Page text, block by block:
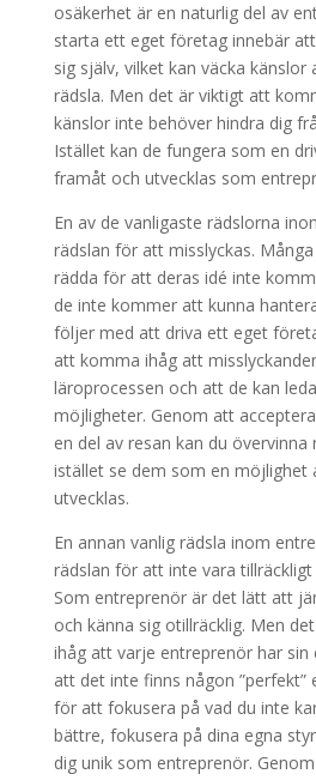
osäkerhet är en naturlig del av
starta ett eget företag innebär
sig själv, vilket kan väcka känslor
rädsla. Men det är viktigt att
känslor inte behöver hindra dig
Istället kan de fungera som en
framåt och utvecklas som
En av de vanligaste rädslorna
rädslan för att misslyckas.
rädda för att deras idé inte
de inte kommer att kunna
följer med att driva ett eget
att komma ihåg att
läroprocessen och att de kan
möjligheter. Genom att
en del av resan kan du
istället se dem som en möjlighet
utvecklas.
En annan vanlig rädsla inom
rädslan för att inte vara
Som entreprenör är det lätt att
och känna sig otillräcklig. Men
ihåg att varje entreprenör har sin
att det inte finns någon ”perfekt”
för att fokusera på vad du inte
bättre, fokusera på dina egna
dig unik som entreprenör.